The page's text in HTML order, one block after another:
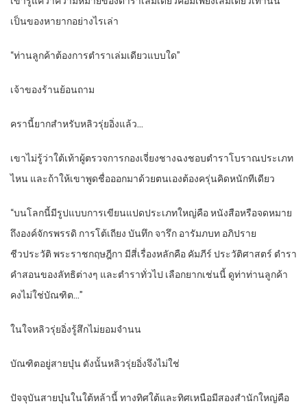
เป็นของหายากอย่างไรเล่า
“ท่านลูกค้าต้องการตำราเล่มเดียวแบบใด”
เจ้าของร้านย้อนถาม
ครานี้ยากสำหรับหลิวรุ่ยอิ่งแล้ว…
เขาไม่รู้ว่าใต้เท้าผู้ตรวจการกองเจี่ยงชางฉงชอบตำราโบราณประเภท
ไหน และถ้าให้เขาพูดชื่อออกมาด้วยตนเองต้องครุ่นคิดหนักทีเดียว
“บนโลกนี้มีรูปแบบการเขียนแปดประเภทใหญ่คือ หนังสือหรือจดหมาย
ถึงองค์จักรพรรดิ การโต้เถียง บันทึก จารึก อารัมภบท อภิปราย
ชีวประวัติ พระราชกฤษฎีกา มีสี่เรื่องหลักคือ คัมภีร์ ประวัติศาสตร์ ตำรา
คำสอนของลัทธิต่างๆ และตำราทั่วไป เลือกยากเช่นนี้ ดูท่าท่านลูกค้า
คงไม่ใช่บัณฑิต…”
ในใจหลิวรุ่ยอิ่งรู้สึกไม่ยอมจำนน
บัณฑิตอยู่สายบุ๋น ดังนั้นหลิวรุ่ยอิ่งจึงไม่ใช่
ปัจจุบันสายบุ๋นในใต้หล้านี้ ทางทิศใต้และทิศเหนือมีสองสำนักใหญ่คือ